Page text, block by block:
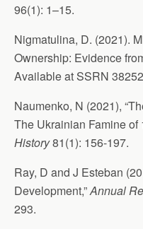
96(1): 1–15.
Nigmatulina, D. (2021).
Ownership: Evidence
Available at SSRN
Naumenko, N (2021),
The Ukrainian Famine of
History81(1): 156-197.
Ray, D and J Esteban
Development,”Annual
293.